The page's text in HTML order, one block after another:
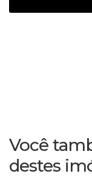
Você
destes